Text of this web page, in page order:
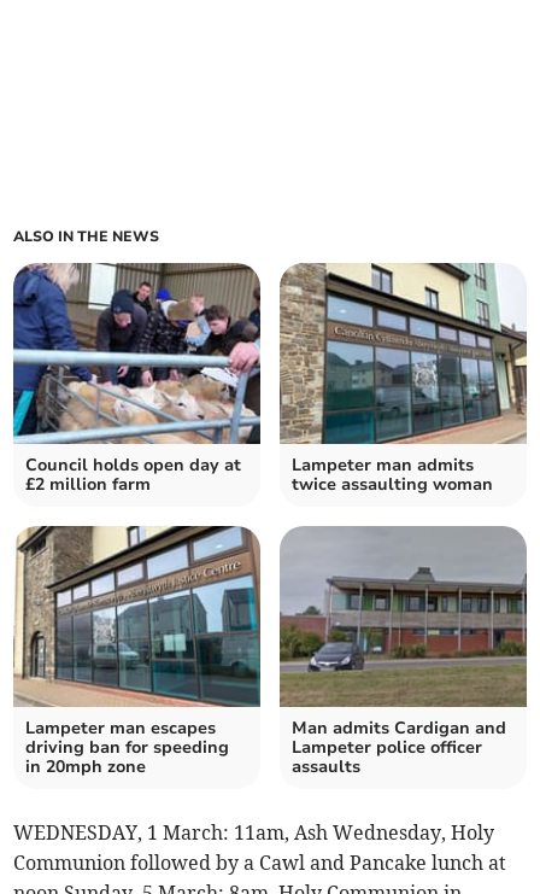
ALSO IN THE NEWS
Council holds open day at
£2 million farm
Lampeter man admits
twice assaulting woman
Lampeter man escapes
driving ban for speeding
in 20mph zone
Man admits Cardigan and
Lampeter police officer
assaults
WEDNESDAY, 1 March: 11am, Ash Wednesday, Holy
Communion followed by a Cawl and Pancake lunch at